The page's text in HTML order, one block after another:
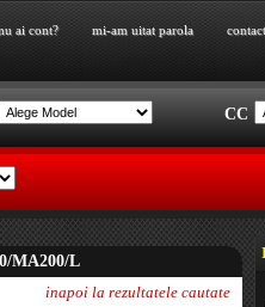
nu ai cont?
ai cont? mi-am uitat parola
mi-am uitat parola contact
CC
MA200/L
inapoi la rezultatele cautate